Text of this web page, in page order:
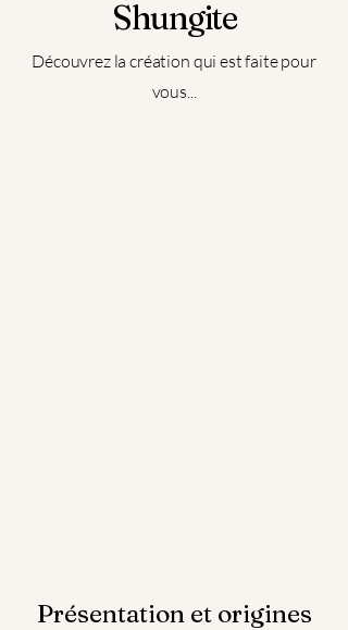
Shungite
Découvrez la création qui est faite pour
vous...
Présentation et origines